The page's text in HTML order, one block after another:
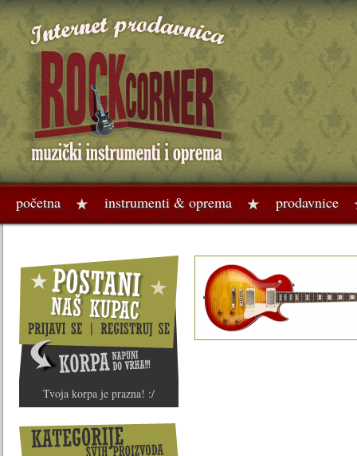
početna instrumenti & oprema prodavnice
Tvoja korpa je prazna! :/